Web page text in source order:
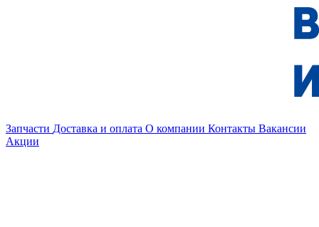
Запчасти Доставка и оплата О компании Контакты Вакансии
Акции